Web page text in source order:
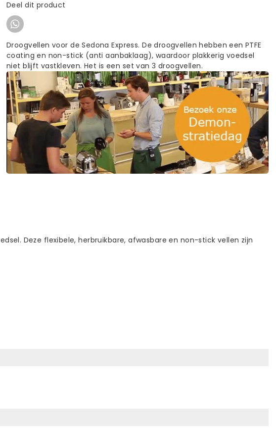
Deel dit product
Droogvellen voor de Sedona Express. De droogvellen hebben een PTFE
coating en non-stick (anti aanbaklaag), waardoor plakkerig voedsel
niet blijft vastkleven. Het is een set van 3 droogvellen.
Deze flexibele, herbruikbare, afwasbare en non-stick vellen zijn